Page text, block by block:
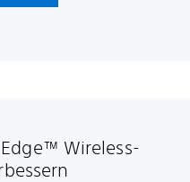
Wireless-